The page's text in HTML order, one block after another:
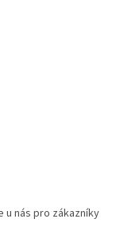
u nás pro zákazníky